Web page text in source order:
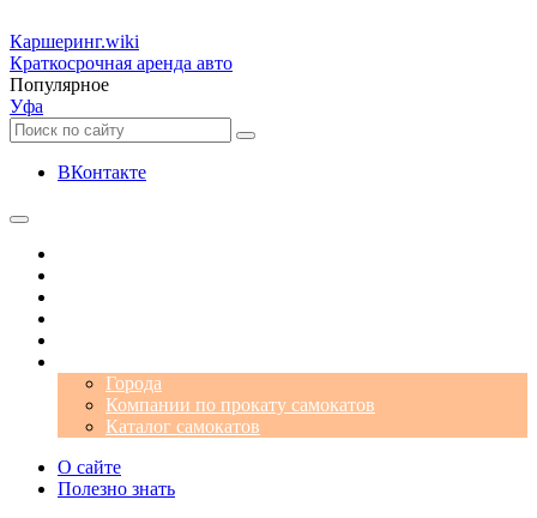
Каршеринг.wiki
Краткосрочная аренда авто
Популярное
Уфа
ВКонтакте
Города
Компании по прокату самокатов
Каталог самокатов
О сайте
Полезно знать